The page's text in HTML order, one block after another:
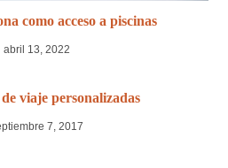
como acceso a piscinas
abril 13, 2022
viaje personalizadas
7, 2017